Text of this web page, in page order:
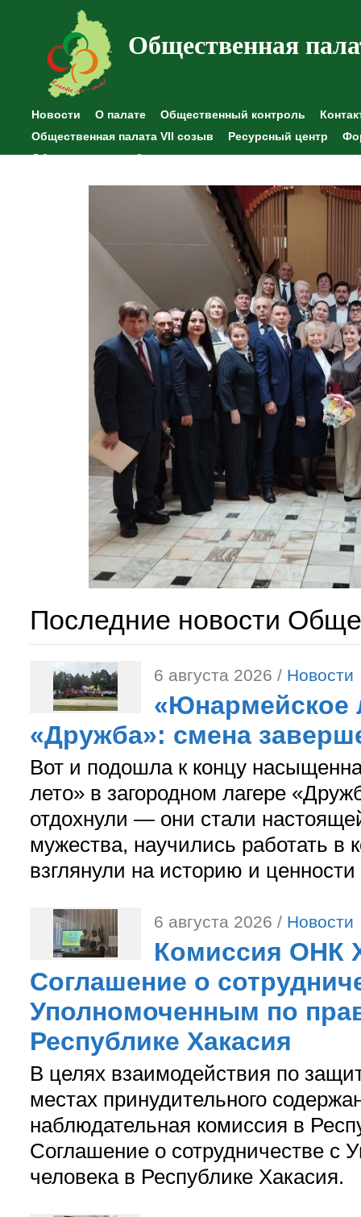
Общественная
Новости О палате Общественный контроль
Общественная палата VII созыв
Ресурсный центр
Общественные наблюдения
Последние новости
6 августа 2026 / Новости
«Юнармейское
«Дружба»: смена
Вот и подошла к концу
лето» в загородном лагере
отдохнули — они стали
мужества, научились работать в
взглянули на историю и
6 августа 2026 / Новости
Комиссия ОНК
Соглашение о
Уполномоченным по
Республике Хакасия
В целях взаимодействия по
местах принудительного
наблюдательная комиссия в
Соглашение о сотрудничестве с
человека в Республике Хакасия.